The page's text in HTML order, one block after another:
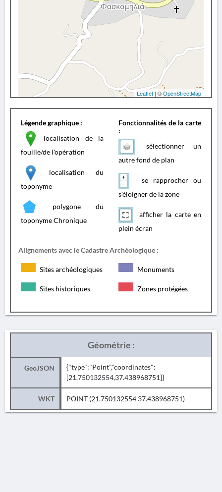
Leaflet | ©OpenStreetMap
Légende graphique :
localisation de la
fouille/de l'opération
localisation du
toponyme
polygone du
toponyme Chronique
Fonctionnalités de la carte
:
sélectionner un
autre fond de plan
se rapprocher ou
s'éloigner de la zone
afficher la carte en
plein écran
Alignements avec le Cadastre Archéologique :
Sites archéologiques Monuments
Sites historiques Zones protégées
Géométrie :
GeoJSON
{"type":"Point","coordinates":
[21.750132554,37.438968751]}
WKT POINT (21.750132554 37.438968751)